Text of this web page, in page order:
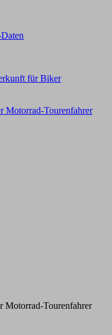
für Biker
Motorrad-Tourenfahrer
Motorrad-Tourenfahrer